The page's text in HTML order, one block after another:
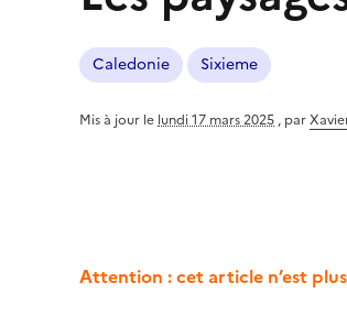
Caledonie Sixieme
Mis à jour le lundi 17 mars 2025 , par
Attention : cet article n’est